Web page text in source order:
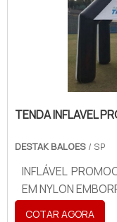
banners.
TENDA INFLAVEL
DESTAK BALOES / SP
INFLÁVEL
EM NYLON
COTAR AGORA